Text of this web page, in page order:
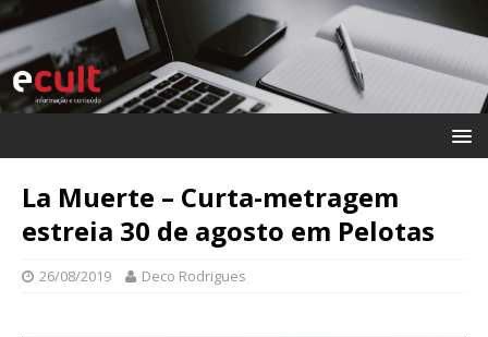
La Muerte – Curta-metragem
estreia 30 de agosto em Pelotas
26/08/2019 Deco Rodrigues